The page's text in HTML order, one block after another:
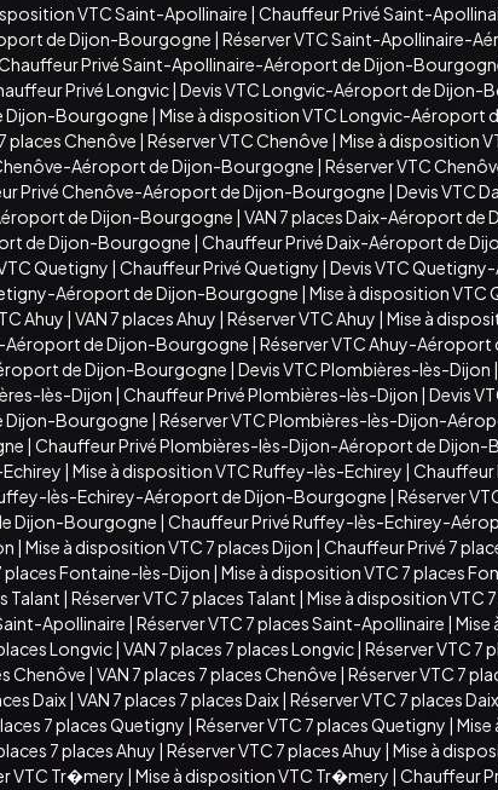
VTC Saint-Apollinaire | Chauffeur Privé Saint-
de Dijon-Bourgogne | Réserver VTC Saint-Apollinaire-
Privé Saint-Apollinaire-Aéroport de Dijon-
Privé Longvic| Devis VTC Longvic-Aéroport de Dijon-
Dijon-Bourgogne | Mise à disposition VTC Longvic-Aéroport
places Chenôve | Réserver VTC Chenôve | Mise à disposition
Aéroport de Dijon-Bourgogne | Réserver VTC
Privé Chenôve-Aéroport de Dijon-Bourgogne | Devis VTC
de Dijon-Bourgogne | VAN 7 places Daix-Aéroport de
de Dijon-Bourgogne | Chauffeur Privé Daix-Aéroport de
Quetigny | Chauffeur Privé Quetigny | Devis VTC
Aéroport de Dijon-Bourgogne | Mise à disposition
Ahuy | VAN 7 places Ahuy | Réserver VTC Ahuy | Mise à
Aéroport de Dijon-Bourgogne | Réserver VTC Ahuy-
de Dijon-Bourgogne | Devis VTC Plombières-lès-Dijon |
lès-Dijon | Chauffeur Privé Plombières-lès-Dijon | Devis
Dijon-Bourgogne | Réserver VTC Plombières-lès-Dijon-
| Chauffeur Privé Plombières-lès-Dijon-Aéroport de Dijon-
| Mise à disposition VTC Ruffey-lès-Echirey | Chauffeur
lès-Echirey-Aéroport de Dijon-Bourgogne | Réserver
Dijon-Bourgogne | Chauffeur Privé Ruffey-lès-Echirey-
| Mise à disposition VTC 7 places Dijon | Chauffeur Privé 7
places Fontaine-lès-Dijon | Mise à disposition VTC 7 places
Talant | Réserver VTC 7 places Talant | Mise à disposition VTC
Apollinaire | Réserver VTC 7 places Saint-Apollinaire | Mise
Longvic| VAN 7 places 7 places Longvic| Réserver VTC 7
Chenôve | VAN 7 places 7 places Chenôve | Réserver VTC 7
Daix| VAN 7 places 7 places Daix| Réserver VTC 7 places Daix
7 places Quetigny | Réserver VTC 7 places Quetigny | Mise
7 places Ahuy | Réserver VTC 7 places Ahuy | Mise à
VTC Tr�mery | Mise à disposition VTC Tr�mery | Chauffeur